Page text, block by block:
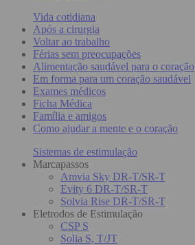
Vida cotidiana
Após a cirurgia
Voltar ao trabalho
Férias sem preocupações
Alimentação saudável para o coração
Em forma para um coração saudável
Exames médicos
Ficha Médica
Família e amigos
Como ajudar a mente e o coração
Sistemas de estimulação
Marcapassos
Amvia Sky DR-T/SR-T
Evity 6 DR-T/SR-T
Solvia Rise DR-T/SR-T
Eletrodos de Estimulação
CSP S
Solia S, T/JT